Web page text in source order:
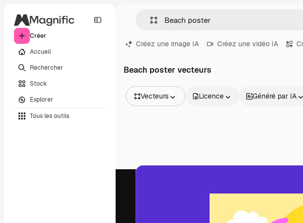
Créer
Accueil
Rechercher
Stock
Explorer
Tous les outils
Créez une image IA Créez une vidéo IA
Beach poster vecteurs
Vecteurs
Vidéos
Licence Généré par IA